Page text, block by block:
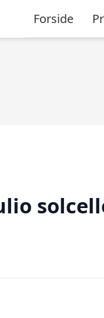
Forside